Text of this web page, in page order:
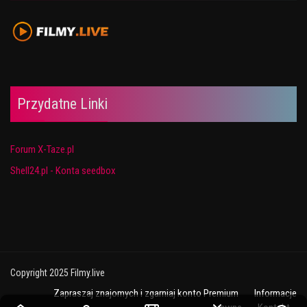
Przydatne Linki
Forum X-Taze.pl
Shell24.pl - Konta seedbox
Copyright 2025 Filmy.live
Zapraszaj znajomych i zgarniaj konto Premium
Informacje